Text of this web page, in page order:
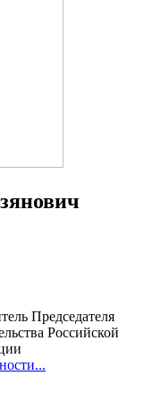
Председателя
Российской